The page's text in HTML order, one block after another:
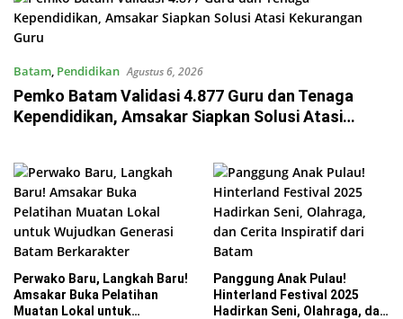
Batam, Pendidikan Agustus 6, 2026
Pemko Batam Validasi 4.877 Guru dan Tenaga
Kependidikan, Amsakar Siapkan Solusi Atasi
Perwako Baru, Langkah Baru!
Amsakar Buka Pelatihan
Muatan Lokal untuk
Panggung Anak Pulau!
Hinterland Festival 2025
Hadirkan Seni, Olahraga, dan